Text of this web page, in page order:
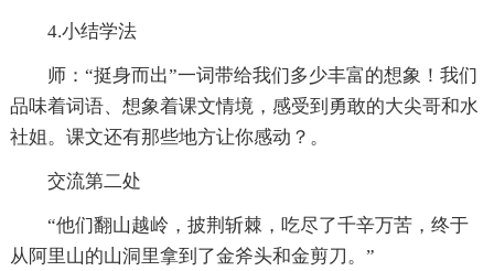
4.小结学法
师：“挺身而出”一词带给我们多少丰富的想象！我们
品味着词语、想象着课文情境，感受到勇敢的大尖哥和水
社姐。课文还有那些地方让你感动？。
交流第二处
“他们翻山越岭，披荆斩棘，吃尽了千辛万苦，终于
从阿里山的山洞里拿到了金斧头和金剪刀。”